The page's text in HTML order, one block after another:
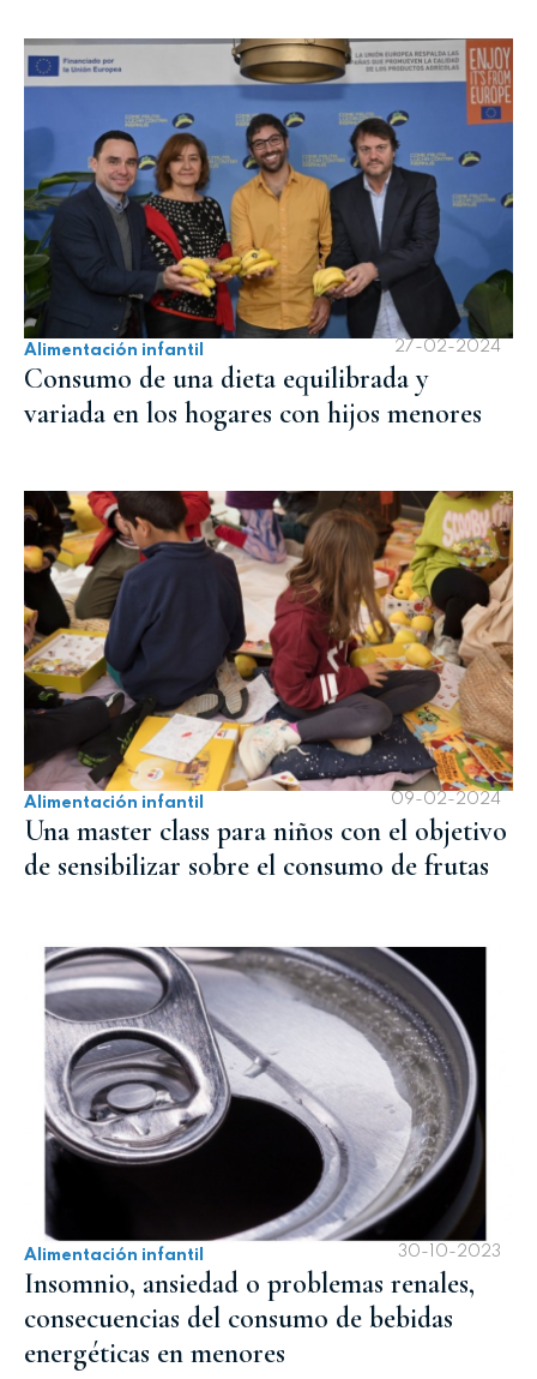
Alimentación infantil 27-02-2024
Consumo de una dieta equilibrada y
variada en los hogares con hijos menores
Alimentación infantil 09-02-2024
Una master class para niños con el objetivo
de sensibilizar sobre el consumo de frutas
Alimentación infantil 30-10-2023
Insomnio, ansiedad o problemas renales,
consecuencias del consumo de bebidas
energéticas en menores